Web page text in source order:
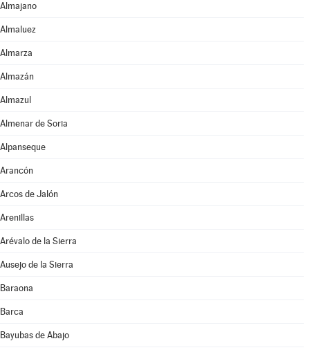
Almajano
Almaluez
Almarza
Almazán
Almazul
Almenar de Soria
Alpanseque
Arancón
Arcos de Jalón
Arenillas
Arévalo de la Sierra
Ausejo de la Sierra
Baraona
Barca
Bayubas de Abajo